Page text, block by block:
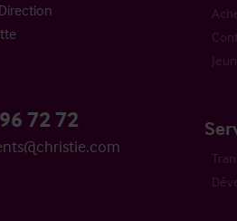
72 72